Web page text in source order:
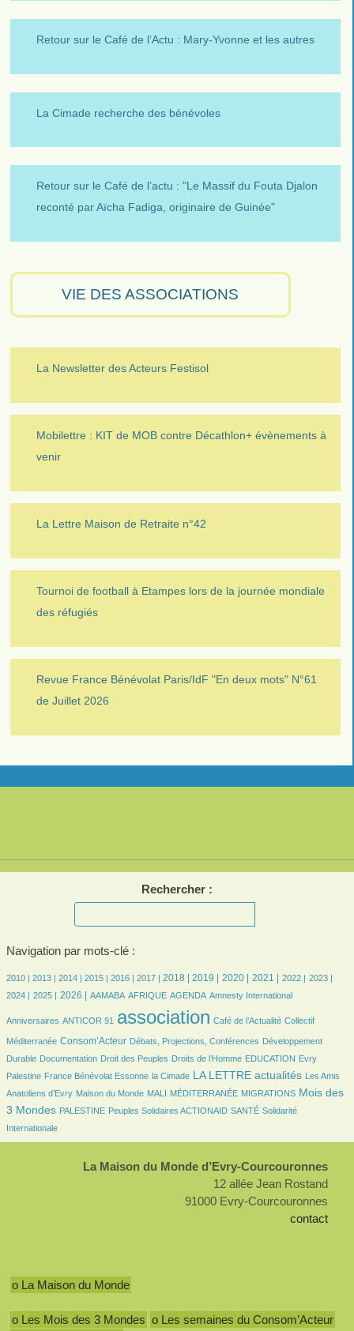
Retour sur le Café de l’Actu : Mary-Yvonne et les autres
La Cimade recherche des bénévoles
Retour sur le Café de l’actu : "Le Massif du Fouta Djalon
reconté par Aïcha Fadiga, originaire de Guinée"
VIE DES ASSOCIATIONS
La Newsletter des Acteurs Festisol
Mobilettre : KIT de MOB contre Décathlon+ évènements à
venir
La Lettre Maison de Retraite n°42
Tournoi de football à Etampes lors de la journée mondiale
des réfugiés
Revue France Bénévolat Paris/IdF "En deux mots" N°61
de Juillet 2026
Rechercher :
Navigation par mots-clé :
7/2769
2010 |
7/27692013 |
207/2769 2014 |
390/2769 2015 |
470/2769 2016 |
521/2769 2017 |
731/2769 2018 |
744/2769 2019 |
709/2769 2020 |
698/2769 2021 |
568/2769 2022 |
537/2769 2023 |
535/2769
2024 |
505/2769
2025 |
730/2769 2026 |
84/2769 AAMABA
190/2769 AFRIQUE
535/2769 AGENDA
9/2769 Amnesty International
32/2769
Anniversaires ANTICOR 91 association Café de l’Actualité Collectif
Méditerranée
767/2769 Consom’Acteur
154/2769 Débats, Projections, Conférences
172/2769
Développement
Durable
66/2769Documentation
31/2769 Droit des Peuples
169/2769 Droits de l’Homme
41/2769 EDUCATION
7/2769
Evry
Palestine
133/2769France Bénévolat Essonne
32/2769 la Cimade
951/2769 LA LETTRE actualités
32/2769
Les Amis
Anatoliens d’Evry
91/2769 Maison du Monde
25/2769 MALI
9/2769 MÉDITERRANÉE
154/2769 MIGRATIONS
1126/2769
Mois des
3 Mondes
97/2769 PALESTINE
110/2769 Peuples Solidaires ACTIONAID
115/2769 SANTÉ
264/2769
Solidarité
Internationale
La Maison du Monde d’Evry-Courcouronnes
12 allée Jean Rostand
91000 Evry-Courcouronnes
contact
o La Maison du Monde
o Les Mois des 3 Mondes o Les semaines du Consom’Acteur